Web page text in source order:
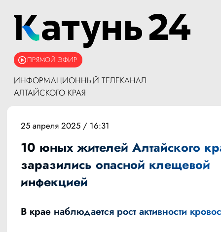
ПРЯМОЙ ЭФИР
ИНФОРМАЦИОННЫЙ ТЕЛЕКАНАЛ
АЛТАЙСКОГО КРАЯ
25 апреля 2025 / 16:31
10 юных жителей Алтайского
заразились опасной клещевой
инфекцией
В крае наблюдается рост активности